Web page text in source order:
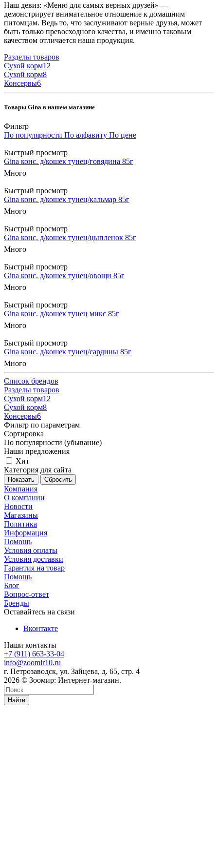
Наш девиз: «Меню для самых верных друзей» —
демонстрирует внимательное отношение к домашним
питомцам. Ведь то, что заслуживают верные друзья, может
быть только превосходного качества, и именно таковым
качеством отличается наша продукция.
Разделы товаров
Cухой корм12
Cухой корм8
Консервы6
Товары Gina в нашем магазине
Фильтр
По популярности По алфавиту По цене
Быстрый просмотр
Gina конс. д/кошек тунец/говядина 85г
Много
Быстрый просмотр
Gina конс. д/кошек тунец/кальмар 85г
Много
Быстрый просмотр
Gina конс. д/кошек тунец/цыпленок 85г
Много
Быстрый просмотр
Gina конс. д/кошек тунец/овощи 85г
Много
Быстрый просмотр
Gina конс. д/кошек тунец микс 85г
Много
Быстрый просмотр
Gina конс. д/кошек тунец/сардины 85г
Много
Список брендов
Разделы товаров
Cухой корм12
Cухой корм8
Консервы6
Фильтр по параметрам
Сортировка
По популярности (убывание)
Наши предложения
Хит
Категория для сайта
Сбросить
Компания
О компании
Новости
Магазины
Политика
Информация
Помощь
Условия оплаты
Условия доставки
Гарантия на товар
Помощь
Блог
Вопрос-ответ
Бренды
Оставайтесь на связи
Вконтакте
Наши контакты
+7 (911) 663-33-04
info@zoomir10.ru
г. Петрозаводск, ул. Зайцева, д. 65, стр. 4
2026 © Зоомир: Интернет-магазин.
Найти